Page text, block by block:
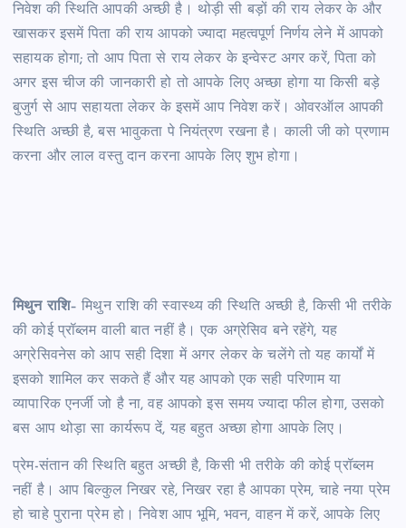
निवेश की स्थिति आपकी अच्छी है। थोड़ी सी बड़ों की राय लेकर के और
खासकर इसमें पिता की राय आपको ज्यादा महत्वपूर्ण निर्णय लेने में आपको
सहायक होगा; तो आप पिता से राय लेकर के इन्वेस्ट अगर करें, पिता को
अगर इस चीज की जानकारी हो तो आपके लिए अच्छा होगा या किसी बड़े
बुजुर्ग से आप सहायता लेकर के इसमें आप निवेश करें। ओवरऑल आपकी
स्थिति अच्छी है, बस भावुकता पे नियंत्रण रखना है। काली जी को प्रणाम
करना और लाल वस्तु दान करना आपके लिए शुभ होगा।
मिथुन राशि– मिथुन राशि की स्वास्थ्य की स्थिति अच्छी है, किसी भी तरीके
की कोई प्रॉब्लम वाली बात नहीं है। एक अग्रेसिव बने रहेंगे, यह
अग्रेसिवनेस को आप सही दिशा में अगर लेकर के चलेंगे तो यह कार्यों में
इसको शामिल कर सकते हैं और यह आपको एक सही परिणाम या
व्यापारिक एनर्जी जो है ना, वह आपको इस समय ज्यादा फील होगा, उसको
बस आप थोड़ा सा कार्यरूप दें, यह बहुत अच्छा होगा आपके लिए।
प्रेम-संतान की स्थिति बहुत अच्छी है, किसी भी तरीके की कोई प्रॉब्लम
नहीं है। आप बिल्कुल निखर रहे, निखर रहा है आपका प्रेम, चाहे नया प्रेम
हो चाहे पुराना प्रेम हो। निवेश आप भूमि, भवन, वाहन में करें, आपके लिए